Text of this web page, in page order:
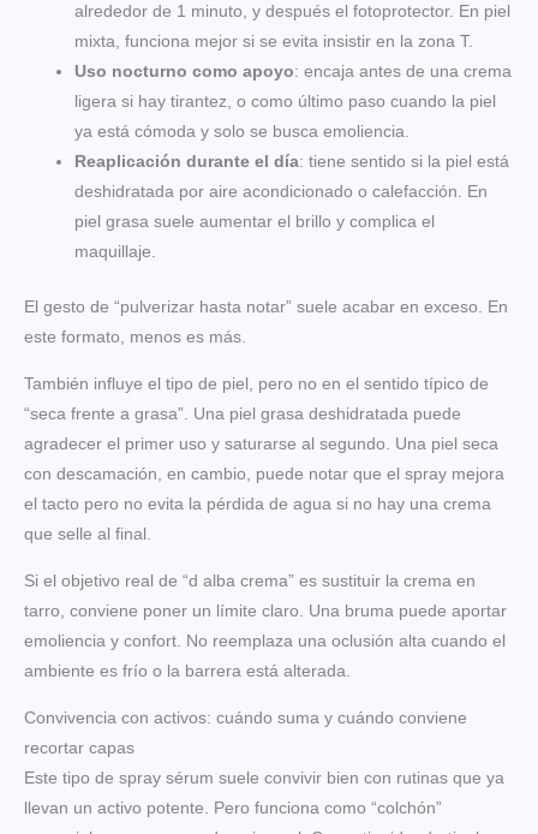
alrededor de 1 minuto, y después el fotoprotector. En piel
mixta, funciona mejor si se evita insistir en la zona T.
Uso nocturno como apoyo: encaja antes de una crema
ligera si hay tirantez, o como último paso cuando la piel
ya está cómoda y solo se busca emoliencia.
Reaplicación durante el día: tiene sentido si la piel está
deshidratada por aire acondicionado o calefacción. En
piel grasa suele aumentar el brillo y complica el
maquillaje.
El gesto de “pulverizar hasta notar” suele acabar en exceso. En
este formato, menos es más.
También influye el tipo de piel, pero no en el sentido típico de
“seca frente a grasa”. Una piel grasa deshidratada puede
agradecer el primer uso y saturarse al segundo. Una piel seca
con descamación, en cambio, puede notar que el spray mejora
el tacto pero no evita la pérdida de agua si no hay una crema
que selle al final.
Si el objetivo real de “d alba crema” es sustituir la crema en
tarro, conviene poner un límite claro. Una bruma puede aportar
emoliencia y confort. No reemplaza una oclusión alta cuando el
ambiente es frío o la barrera está alterada.
Convivencia con activos: cuándo suma y cuándo conviene
recortar capas
Este tipo de spray sérum suele convivir bien con rutinas que ya
llevan un activo potente. Pero funciona como “colchón”